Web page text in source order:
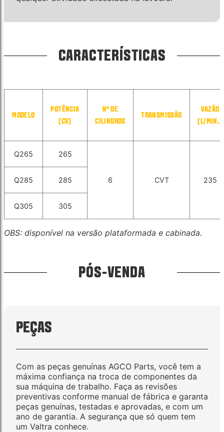
CARACTERÍSTICAS
MODELO
POTÊNCIA
(CV)
N° DE
CILINDROS
TRANSMISSÃO
VAZÃO
(L/MIN.)
Q265 265
6 CVT 235
Q285 285
Q305 305
OBS: disponível na versão plataformada e cabinada.
PÓS-VENDA
PEÇAS
Com as peças genuínas AGCO Parts, você tem a
máxima confiança na troca de componentes da
sua máquina de trabalho. Faça as revisões
preventivas conforme manual de fábrica e garanta
peças genuínas, testadas e aprovadas, e com um
ano de garantia. A segurança que só quem tem
um Valtra conhece.